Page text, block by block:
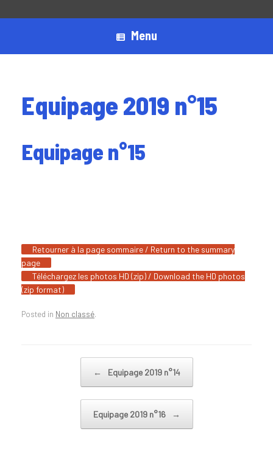
Menu
Equipage 2019 n°15
Equipage n°15
Retourner à la page sommaire / Return to the summary
page
Téléchargez les photos HD (zip) / Download the HD photos
(zip format)
Posted in Non classé.
← Equipage 2019 n°14
Equipage 2019 n°16 →